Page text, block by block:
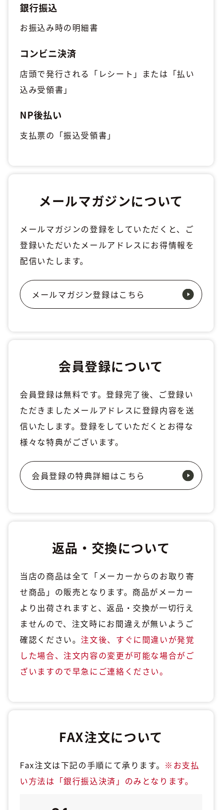
銀行振込
お振込み時の明細書
コンビニ決済
店頭で発行される「レシート」または「払い
込み受領書」
NP後払い
支払票の「振込受領書」
メールマガジンについて
メールマガジンの登録をしていただくと、ご
登録いただいたメールアドレスにお得情報を
配信いたします。
メールマガジン登録はこちら
会員登録について
会員登録は無料です。登録完了後、ご登録い
ただきましたメールアドレスに登録内容を送
信いたします。登録をしていただくとお得な
様々な特典がございます。
会員登録の特典詳細はこちら
返品・交換について
当店の商品は全て「メーカーからのお取り寄
せ商品」の販売となります。商品がメーカー
より出荷されますと、返品・交換が一切行え
ませんので、注文時にお間違えが無いようご
確認ください。注文後、すぐに間違いが発覚
した場合、注文内容の変更が可能な場合がご
ざいますので早急にご連絡ください。
FAX注文について
Fax注文は下記の手順にて承ります。 ※お支払
い方法は「銀行振込決済」のみとなります。